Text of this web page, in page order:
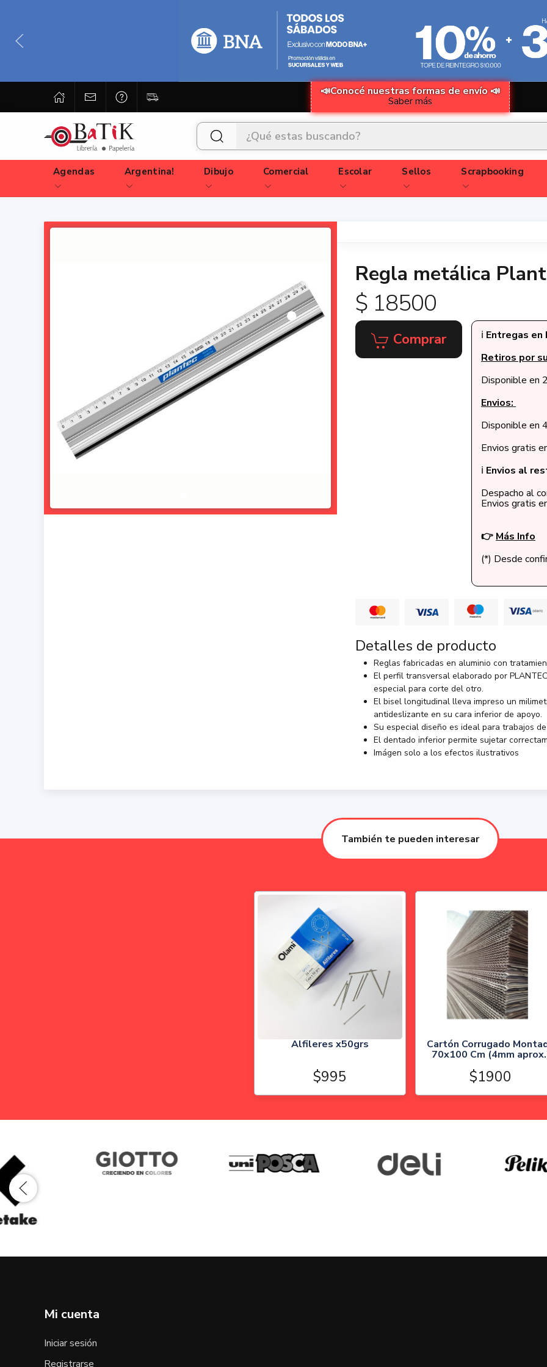
📣Conocé nuestras formas de envío 📣
Saber más
Agendas Argentina! Dibujo Comercial Escolar Sellos Scrapbooking
Regla metálica
$ 18500
Comprar ℹ️ Entregas en
Retiros por
Disponible en
Envios:
Disponible en
Envios gratis
ℹ️ Envios al
Despacho al
Envios gratis
👉Más Info
(*) Desde
Detalles de producto
Reglas fabricadas en aluminio con
El perfil transversal elaborado por
especial para corte del otro.
El bisel longitudinal lleva impreso un
antideslizante en su cara inferior de apoyo.
Su especial diseño es ideal para trabajos
El dentado inferior permite sujetar
Imágen solo a los efectos ilustrativos
También te pueden interesar
Alfileres x50grs
$995
Cartón Corrugado
70x100 Cm (4mm
$1900
Mi cuenta
Iniciar sesión
Registrarse